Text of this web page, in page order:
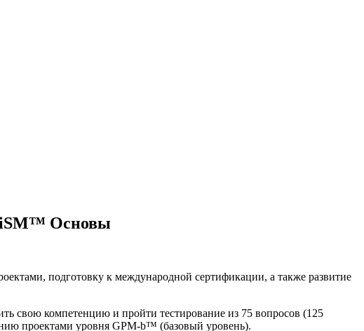
Основы
подготовку к международной сертификации, а также развитие
свою компетенцию и пройти тестирование из 75 вопросов (125
проектами уровня GPM-b™ (базовый уровень).